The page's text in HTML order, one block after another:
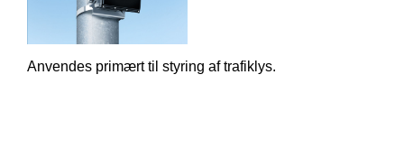
Anvendes primært til styring af trafiklys.